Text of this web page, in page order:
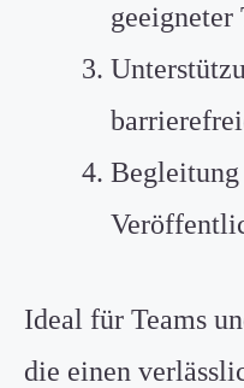
geeigneter
Ideal für Teams
die einen